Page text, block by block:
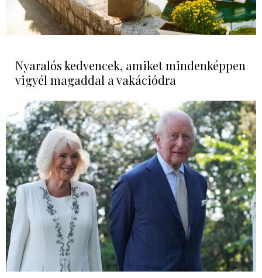
Nyaralós kedvencek, amiket mindenképpen
vigyél magaddal a vakációdra